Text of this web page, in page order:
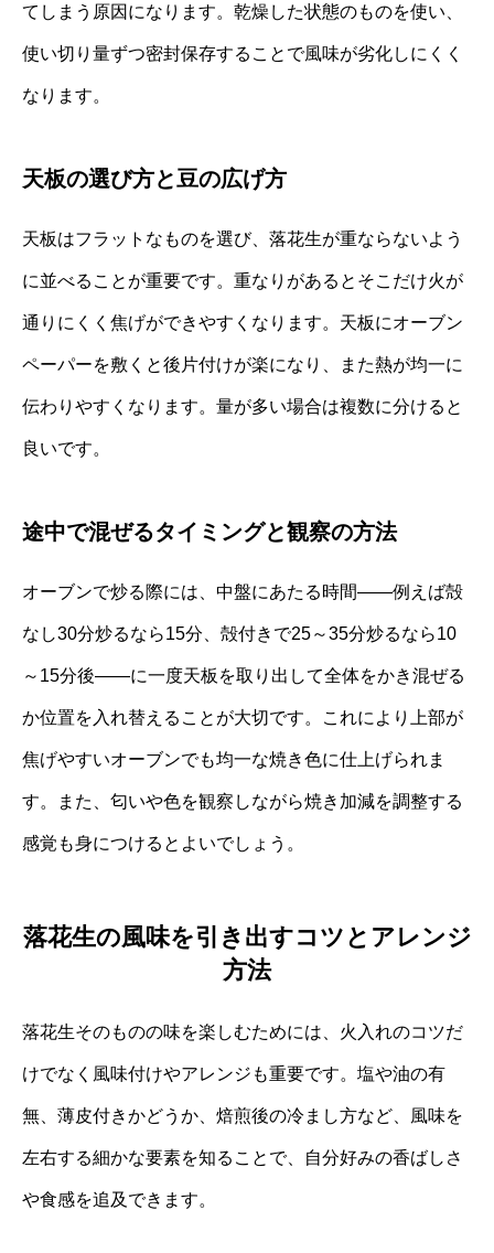
てしまう原因になります。乾燥した状態のものを使い、
使い切り量ずつ密封保存することで風味が劣化しにくく
なります。
天板の選び方と豆の広げ方
天板はフラットなものを選び、落花生が重ならないよう
に並べることが重要です。重なりがあるとそこだけ火が
通りにくく焦げができやすくなります。天板にオーブン
ペーパーを敷くと後片付けが楽になり、また熱が均一に
伝わりやすくなります。量が多い場合は複数に分けると
良いです。
途中で混ぜるタイミングと観察の方法
オーブンで炒る際には、中盤にあたる時間――例えば殻
なし30分炒るなら15分、殻付きで25～35分炒るなら10
～15分後――に一度天板を取り出して全体をかき混ぜる
か位置を入れ替えることが大切です。これにより上部が
焦げやすいオーブンでも均一な焼き色に仕上げられま
す。また、匂いや色を観察しながら焼き加減を調整する
感覚も身につけるとよいでしょう。
落花生の風味を引き出すコツとアレンジ
方法
落花生そのものの味を楽しむためには、火入れのコツだ
けでなく風味付けやアレンジも重要です。塩や油の有
無、薄皮付きかどうか、焙煎後の冷まし方など、風味を
左右する細かな要素を知ることで、自分好みの香ばしさ
や食感を追及できます。